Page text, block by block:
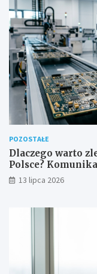
POZOSTAŁE
Dlaczego warto
Polsce?
dostaw
13 lipca 2026